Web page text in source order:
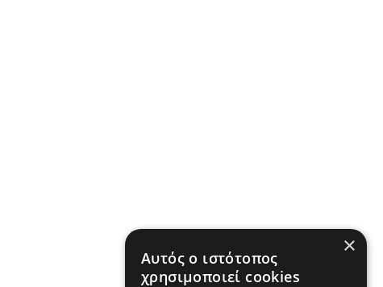
×
Αυτός ο ιστότοπος
χρησιμοποιεί cookies